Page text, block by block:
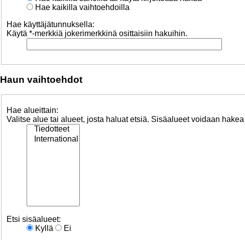
Hae kaikilla vaihtoehdoilla
Hae käyttäjätunnuksella:
Käytä *-merkkiä jokerimerkkinä osittaisiin hakuihin.
Haun vaihtoehdot
Hae alueittain:
Valitse alue tai alueet, josta haluat etsiä. Sisäalueet voidaan
Etsi sisäalueet:
Kyllä
Ei